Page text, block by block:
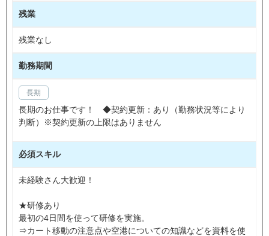
残業
残業なし
勤務期間
長期
長期のお仕事です！ ◆契約更新：あり（勤務状況等により
判断）※契約更新の上限はありません
必須スキル
未経験さん大歓迎！
★研修あり
最初の4日間を使って研修を実施。
⇒カート移動の注意点や空港についての知識などを資料を使